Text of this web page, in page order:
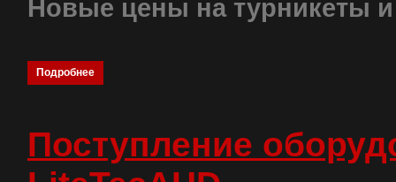
Новые цены на турникеты
Подробнее
Поступление